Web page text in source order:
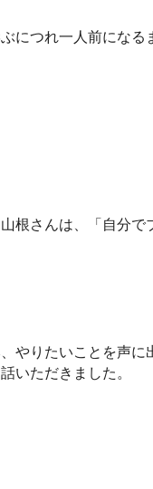
につれ一人前になる
根さんは、「自分
りたいことを声に
いただきました。